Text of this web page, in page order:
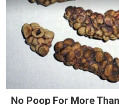
No Poop For More